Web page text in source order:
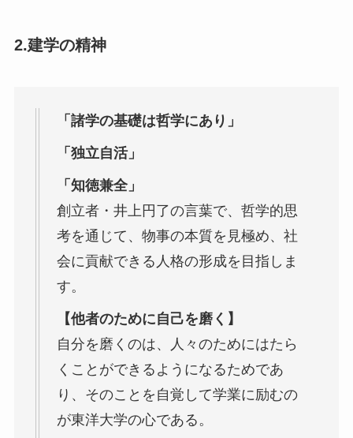
2.建学の精神
「諸学の基礎は哲学にあり」
「独立自活」
「知徳兼全」
創立者・井上円了の言葉で、哲学的思
考を通じて、物事の本質を見極め、社
会に貢献できる人格の形成を目指しま
す。
【他者のために自己を磨く】
自分を磨くのは、人々のためにはたら
くことができるようになるためであ
り、そのことを自覚して学業に励むの
が東洋大学の心である。